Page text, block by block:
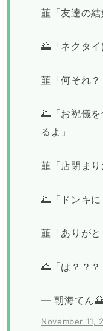
韮「友達の結
🌅「ネクタイ
韮「何それ？
🌅「お祝儀
るよ」
韮「店閉まり
🌅「ドンキに
韮「ありがと
🌅「は？？？
— 朝海てん
November 11,